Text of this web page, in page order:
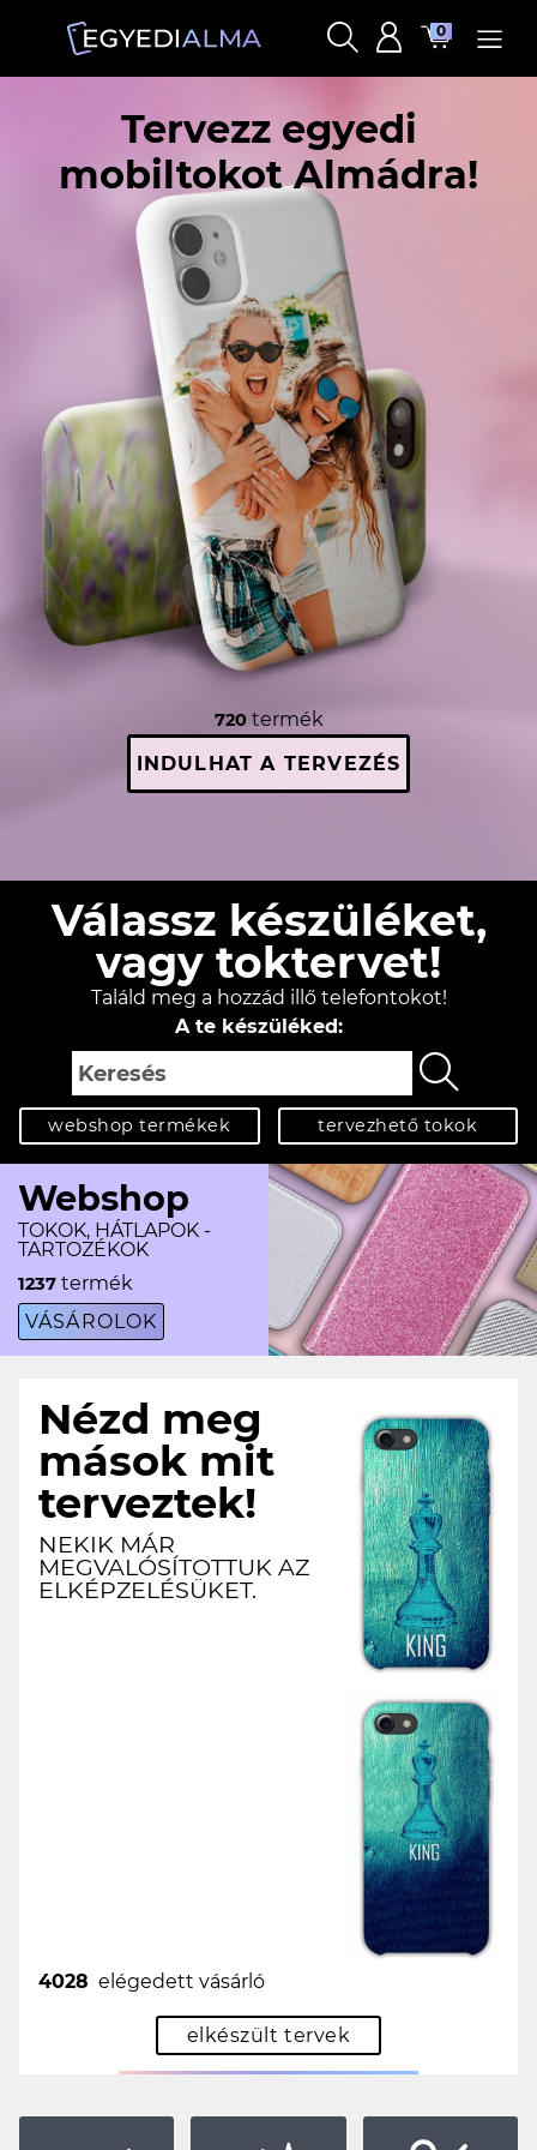
0
Tervezz egyedi
mobiltokot Almádra!
720termék
INDULHAT A TERVEZÉS
Webshop
TOKOK, HÁTLAPOK -
TARTOZÉKOK
1237 termék
VÁSÁROLOK
Válassz készüléket,
vagy toktervet!
Találd meg a hozzád illő telefontokot!
A te készüléked:
webshop termékek tervezhető tokok
Nézd meg
mások mit
terveztek!
NEKIK MÁR
MEGVALÓSÍTOTTUK AZ
ELKÉPZELÉSÜKET.
4028 elégedett vásárló
elkészült tervek